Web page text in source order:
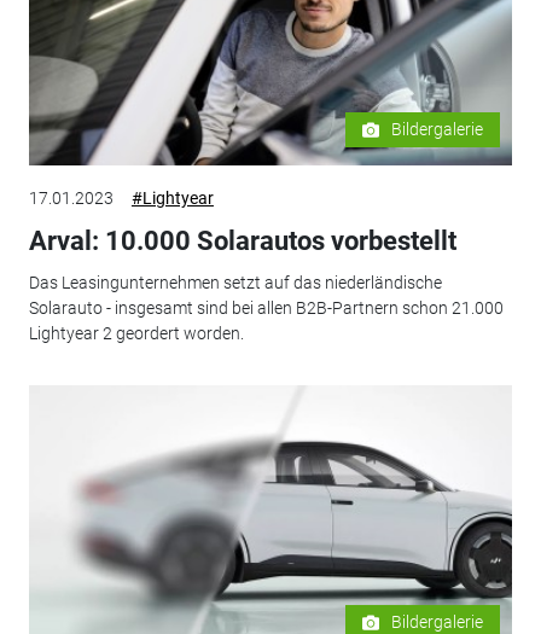
Bildergalerie
17.01.2023 #Lightyear
Arval: 10.000 Solarautos vorbestellt
Das Leasingunternehmen setzt auf das niederländische
Solarauto - insgesamt sind bei allen B2B-Partnern schon 21.000
Lightyear 2 geordert worden.
Bildergalerie